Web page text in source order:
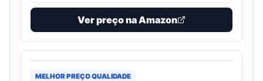
Ver preço na Amazon
MELHOR PREÇO QUALIDADE